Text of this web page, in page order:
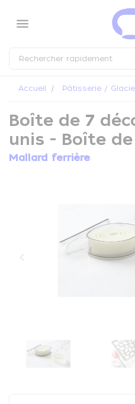
menu
Accueil Pâtisserie /
Boîte de 7
unis - Boîte
Mallard ferrière
Précédent
keyboard_arrow_left